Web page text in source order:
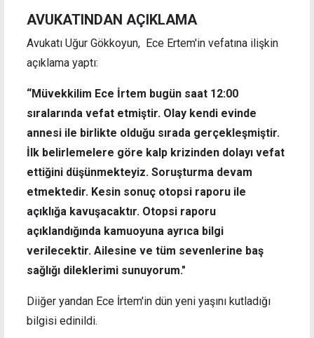
AVUKATINDAN AÇIKLAMA
Avukatı Uğur Gökkoyun, Ece Ertem'in vefatına ilişkin
açıklama yaptı:
“Müvekkilim Ece İrtem bugün saat 12:00
sıralarında vefat etmiştir. Olay kendi evinde
annesi ile birlikte olduğu sırada gerçekleşmiştir.
İlk belirlemelere göre kalp krizinden dolayı vefat
ettiğini düşünmekteyiz. Soruşturma devam
etmektedir. Kesin sonuç otopsi raporu ile
açıklığa kavuşacaktır. Otopsi raporu
açıklandığında kamuoyuna ayrıca bilgi
verilecektir. Ailesine ve tüm sevenlerine baş
sağlığı dileklerimi sunuyorum."
Diiğer yandan Ece İrtem'in dün yeni yaşını kutladığı
bilgisi edinildi.